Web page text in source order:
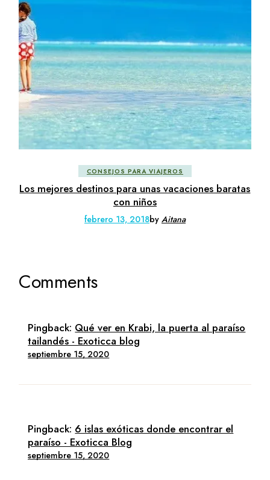
CONSEJOS PARA VIAJEROS
Los mejores destinos para unas vacaciones baratas
con niños
febrero 13, 2018by Aitana
Comments
Pingback: Qué ver en Krabi, la puerta al paraíso
tailandés - Exoticca blog
septiembre 15, 2020
Pingback: 6 islas exóticas donde encontrar el
paraíso - Exoticca Blog
septiembre 15, 2020